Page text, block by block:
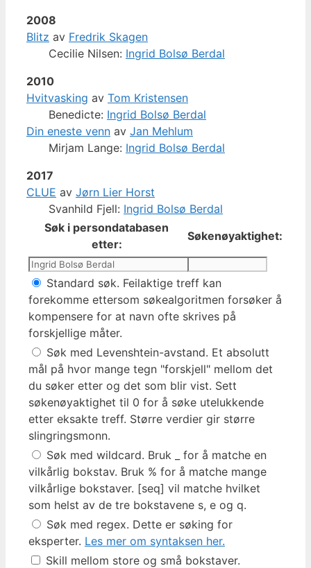
2008
Blitz av Fredrik Skagen
Cecilie Nilsen: Ingrid Bolsø Berdal
2010
Hvitvasking av Tom Kristensen
Benedicte: Ingrid Bolsø Berdal
Din eneste venn av Jan Mehlum
Mirjam Lange: Ingrid Bolsø Berdal
2017
CLUE av Jørn Lier Horst
Svanhild Fjell: Ingrid Bolsø Berdal
Søk i persondatabasen
etter:
Søkenøyaktighet:
Standard søk. Feilaktige treff kan
forekomme ettersom søkealgoritmen forsøker å
kompensere for at navn ofte skrives på
forskjellige måter.
Søk med Levenshtein-avstand. Et absolutt
mål på hvor mange tegn "forskjell" mellom det
du søker etter og det som blir vist. Sett
søkenøyaktighet til 0 for å søke utelukkende
etter eksakte treff. Større verdier gir større
slingringsmonn.
Søk med wildcard. Bruk _ for å matche en
vilkårlig bokstav. Bruk % for å matche mange
vilkårlige bokstaver. [seq] vil matche hvilket
som helst av de tre bokstavene s, e og q.
Søk med regex. Dette er søking for
eksperter. Les mer om syntaksen her.
Skill mellom store og små bokstaver.